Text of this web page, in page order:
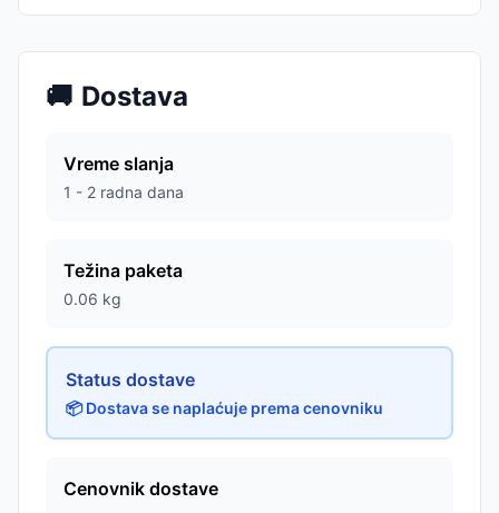
🚚 Dostava
Vreme slanja
1 - 2 radna dana
Težina paketa
0.06 kg
Status dostave
📦 Dostava se naplaćuje prema cenovniku
Cenovnik dostave